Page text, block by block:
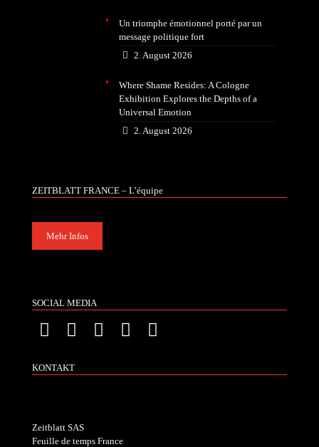
Un triomphe émotionnel porté par un
message politique fort
2. August 2026
Where Shame Resides: A Cologne
Exhibition Explores the Depths of a
Universal Emotion
2. August 2026
ZEITBLATT FRANCE – L’équipe
Mehr Infos
SOCIAL MEDIA
KONTAKT
Zeitblatt SAS
Feuille de temps France